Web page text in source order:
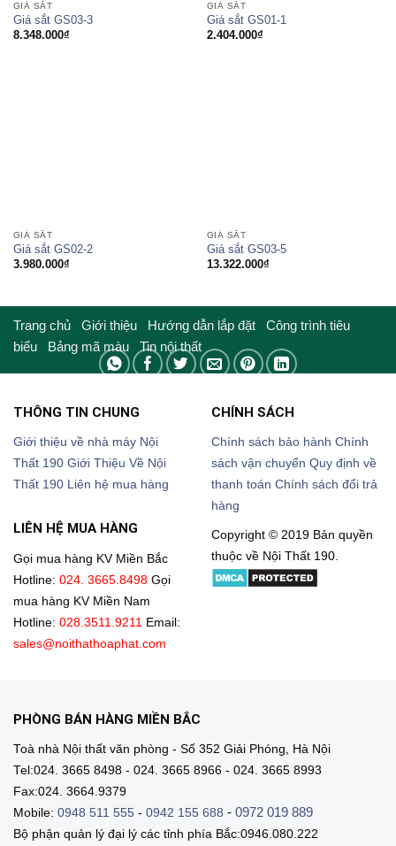
GIÁ SẮT
Giá sắt GS03-3
8.348.000₫
GIÁ SẮT
Giá sắt GS01-1
2.404.000₫
GIÁ SẮT
Giá sắt GS02-2
3.980.000₫
GIÁ SẮT
Giá sắt GS03-5
13.322.000₫
Trang chủ Giới thiệu Hướng dẫn lắp đặt Công trình tiêu
biểu
Bảng mã màu Tin nội thất
THÔNG TIN CHUNG
Giới thiệu về nhà máy Nội
Thất 190 Giới Thiệu Về Nội
Thất 190 Liên hệ mua hàng
CHÍNH SÁCH
Chính sách bảo hành Chính
sách vận chuyển Quy định về
thanh toán Chính sách đổi trả
hàng
LIÊN HỆ MUA HÀNG
Gọi mua hàng KV Miền Bắc
Hotline: 024. 3665.8498 Gọi
mua hàng KV Miền Nam
Hotline: 028.3511.9211
Email:
sales@noithathoaphat.com
Copyright © 2019 Bản quyền
thuộc về Nội Thất 190.
PHÒNG BÁN HÀNG MIỀN BẮC
Toà nhà Nội thất văn phòng - Số 352 Giải Phóng, Hà Nội
Tel:024. 3665 8498 - 024. 3665 8966 - 024. 3665 8993
Fax:024. 3664.9379
Mobile: 0948 511 555 - 0942 155 688 - 0972 019 889
Bộ phận quản lý đại lý các tỉnh phía Bắc:0946.080.222